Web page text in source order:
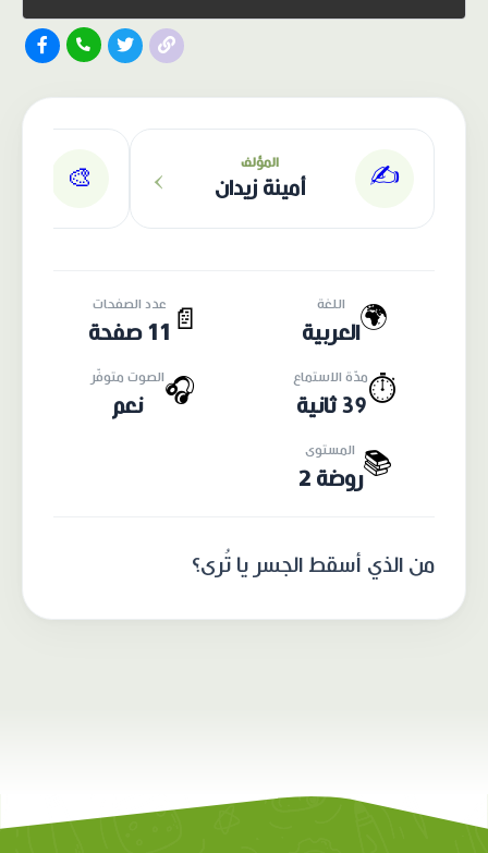
✍️ المؤلف
أمينة زيدان ›
🎨
🌍 اللغة
العربية 📄
عدد الصفحات
11 صفحة
⏱️مدّة الاستماع
39 ثانية
🎧الصوت متوفّر
نعم
📚 المستوى
روضة 2
من الذي أسقط الجسر يا تُرى؟